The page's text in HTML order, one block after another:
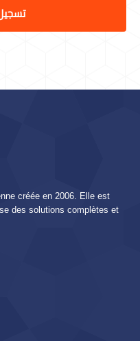
créée en 2006. Elle est
des solutions complètes et